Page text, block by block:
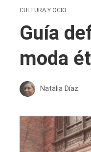
CULTURA Y OCIO
Guía
moda
Natalia Díaz